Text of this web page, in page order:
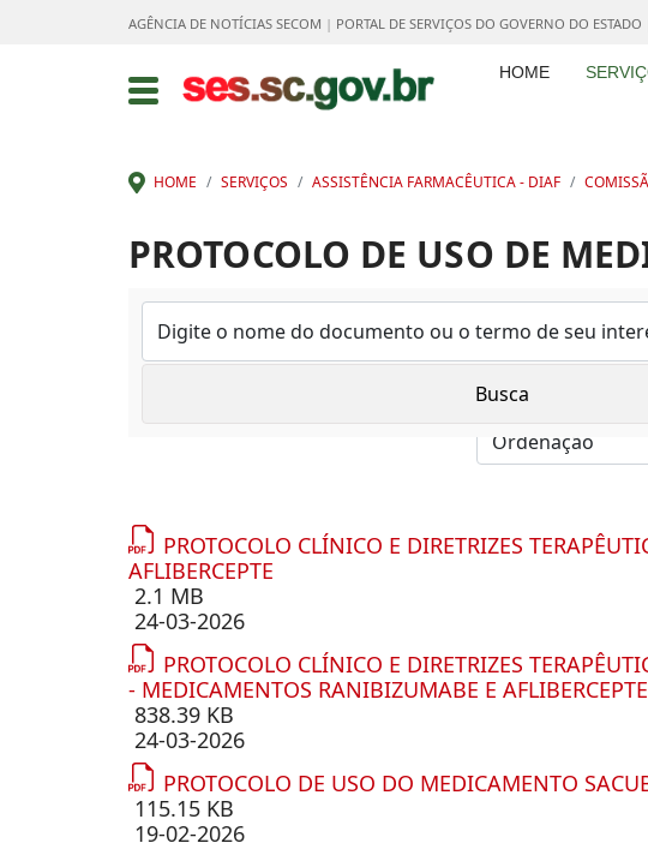
AGÊNCIA DE NOTÍCIAS SECOM | PORTAL DE SERVIÇOS DO GOVERNO DO ESTADO
HOME
HOME SERVIÇOS ASSISTÊNCIA FARMACÊUTICA - DIAF
PROTOCOLO DE USO DE
PROTOCOLO CLÍNICO E DIRETRIZES
AFLIBERCEPTE
2.1 MB
24-03-2026
PROTOCOLO CLÍNICO E DIRETRIZES
- MEDICAMENTOS RANIBIZUMABE E AFLIBERCEPTE
838.39 KB
24-03-2026
PROTOCOLO DE USO DO MEDICAMENTO
115.15 KB
19-02-2026